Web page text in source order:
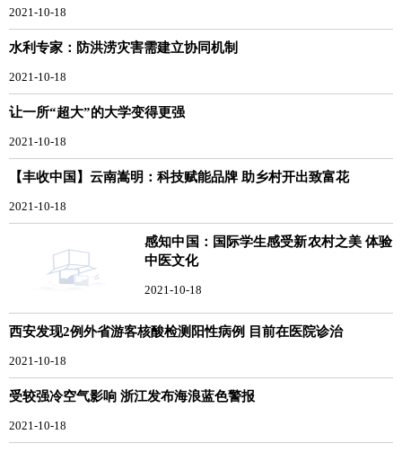
2021-10-18
水利专家：防洪涝灾害需建立协同机制
2021-10-18
让一所“超大”的大学变得更强
2021-10-18
【丰收中国】云南嵩明：科技赋能品牌 助乡村开出致富花
2021-10-18
感知中国：国际学生感受新农村之美 体验
中医文化
2021-10-18
西安发现2例外省游客核酸检测阳性病例 目前在医院诊治
2021-10-18
受较强冷空气影响 浙江发布海浪蓝色警报
2021-10-18